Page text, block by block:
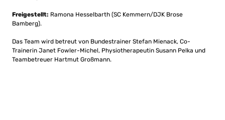
Freigestellt: Ramona Hesselbarth (SC Kemmern/DJK Brose
Bamberg).
Das Team wird betreut von Bundestrainer Stefan Mienack, Co-
Trainerin Janet Fowler-Michel, Physiotherapeutin Susann Pelka und
Teambetreuer Hartmut Großmann.